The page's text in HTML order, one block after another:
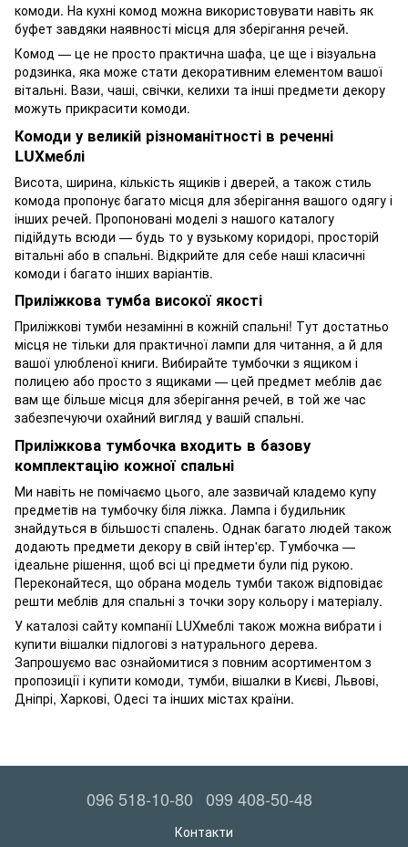
комоди. На кухні комод можна використовувати навіть як
буфет завдяки наявності місця для зберігання речей.
Комод — це не просто практична шафа, це ще і візуальна
родзинка, яка може стати декоративним елементом вашої
вітальні. Вази, чаші, свічки, келихи та інші предмети декору
можуть прикрасити комоди.
Комоди у великій різноманітності в реченні
LUXмеблі
Висота, ширина, кількість ящиків і дверей, а також стиль
комода пропонує багато місця для зберігання вашого одягу і
інших речей. Пропоновані моделі з нашого каталогу
підійдуть всюди — будь то у вузькому коридорі, просторій
вітальні або в спальні. Відкрийте для себе наші класичні
комоди і багато інших варіантів.
Приліжкова тумба високої якості
Приліжкові тумби незамінні в кожній спальні! Тут достатньо
місця не тільки для практичної лампи для читання, а й для
вашої улюбленої книги. Вибирайте тумбочки з ящиком і
полицею або просто з ящиками — цей предмет меблів дає
вам ще більше місця для зберігання речей, в той же час
забезпечуючи охайний вигляд у вашій спальні.
Приліжкова тумбочка входить в базову
комплектацію кожної спальні
Ми навіть не помічаємо цього, але зазвичай кладемо купу
предметів на тумбочку біля ліжка. Лампа і будильник
знайдуться в більшості спалень. Однак багато людей також
додають предмети декору в свій інтер'єр. Тумбочка —
ідеальне рішення, щоб всі ці предмети були під рукою.
Переконайтеся, що обрана модель тумби також відповідає
решти меблів для спальні з точки зору кольору і матеріалу.
У каталозі сайту компанії LUXмеблі також можна вибрати і
купити вішалки підлогові з натурального дерева.
Запрошуємо вас ознайомитися з повним асортиментом з
пропозиції і купити комоди, тумби, вішалки в Києві, Львові,
Дніпрі, Харкові, Одесі та інших містах країни.
096 518-10-80 099 408-50-48
Контакти